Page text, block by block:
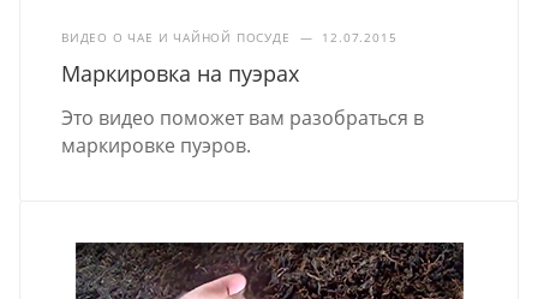
ВИДЕО О ЧАЕ И ЧАЙНОЙ ПОСУДЕ — 12.07.2015
Маркировка на пуэрах
Это видео поможет вам разобраться в
маркировке пуэров.